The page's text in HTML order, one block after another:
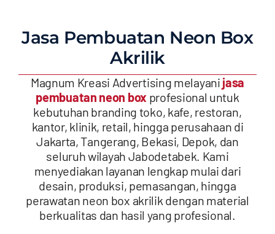
Contact
Jasa Pembuatan Neon Box
Akrilik
Magnum Kreasi Advertising melayani jasa
pembuatan neon box profesional untuk
kebutuhan branding toko, kafe, restoran,
kantor, klinik, retail, hingga perusahaan di
Jakarta, Tangerang, Bekasi, Depok, dan
seluruh wilayah Jabodetabek. Kami
menyediakan layanan lengkap mulai dari
desain, produksi, pemasangan, hingga
perawatan neon box akrilik dengan material
berkualitas dan hasil yang profesional.